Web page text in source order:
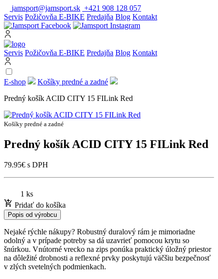
jamsport@jamsport.sk +421 908 128 057
Servis Požičovňa E-BIKE Predajňa Blog Kontakt
Servis Požičovňa E-BIKE Predajňa Blog Kontakt
E-shop
Košíky predné a zadné
Predný košík ACID CITY 15 FILink Red
Košíky predné a zadné
Predný košík ACID CITY 15 FILink Red
79.95€ s DPH
1 ks
Pridať do košíka
Popis od výrobcu
Nejaké rýchle nákupy? Robustný duralový rám je mimoriadne
odolný a v prípade potreby sa dá uzavrieť pomocou krytu so
šnúrkou. Vnútorné vrecko na zips ponúka praktický úložný priestor
na dôležité drobnosti a reflexné prvky poskytujú väčšiu bezpečnosť
v zlých svetelných podmienkach.